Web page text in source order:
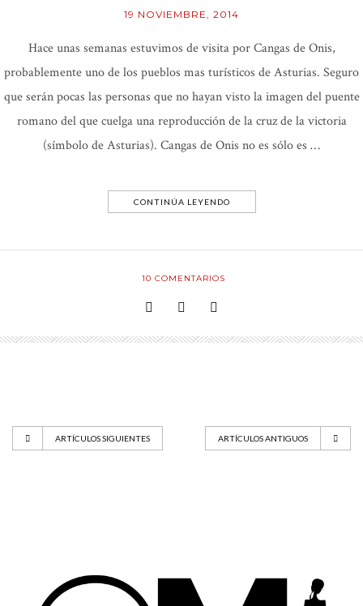
19 NOVIEMBRE, 2014
Hace unas semanas estuvimos de visita por Cangas de Onis,
probablemente uno de los pueblos mas turísticos de Asturias. Seguro
que serán pocas las personas que no hayan visto la imagen del puente
romano del que cuelga una reproducción de la cruz de la victoria
(símbolo de Asturias). Cangas de Onis no es sólo es …
CONTINÚA LEYENDO
10 COMENTARIOS
ARTÍCULOS SIGUIENTES ARTÍCULOS ANTIGUOS